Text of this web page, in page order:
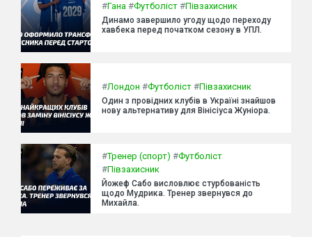
#Гана #Футболіст #Півзахисник
Динамо завершило угоду щодо переходу
хавбека перед початком сезону в УПЛ.
#Лондон #Футболіст #Півзахисник
Один з провідних клубів в Україні знайшов
нову альтернативу для Вінісіуса Жуніора.
#Тренер (спорт) #Футболіст
#Півзахисник
Йожеф Сабо висловлює стурбованість
щодо Мудрика. Тренер звернувся до
Михайла.